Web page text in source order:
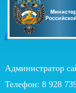
/
Администратор
Телефон: 8 928